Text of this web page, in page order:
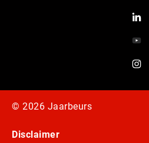
© 2026 Jaarbeurs
Disclaimer